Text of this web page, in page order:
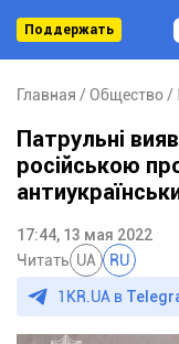
Поддержать
Главная Общество
Патрульні
російською
17:44, 13 мая 2022
Читать UA RU
1KR.UA в